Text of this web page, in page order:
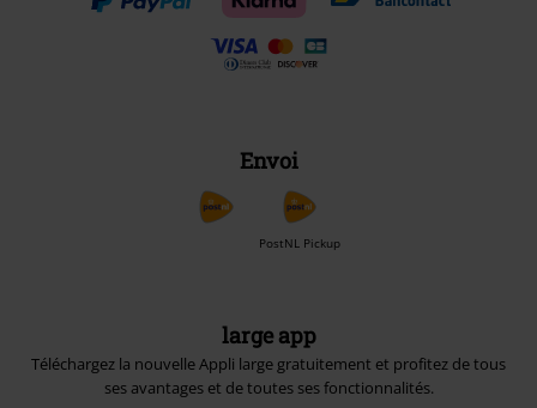
Envoi
PostNL Pickup
large app
Téléchargez la nouvelle Appli large gratuitement et profitez de tous
ses avantages et de toutes ses fonctionnalités.